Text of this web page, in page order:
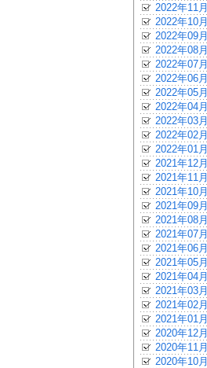
2022年11月
2022年10月
2022年09月
2022年08月
2022年07月
2022年06月
2022年05月
2022年04月
2022年03月
2022年02月
2022年01月
2021年12月
2021年11月
2021年10月
2021年09月
2021年08月
2021年07月
2021年06月
2021年05月
2021年04月
2021年03月
2021年02月
2021年01月
2020年12月
2020年11月
2020年10月